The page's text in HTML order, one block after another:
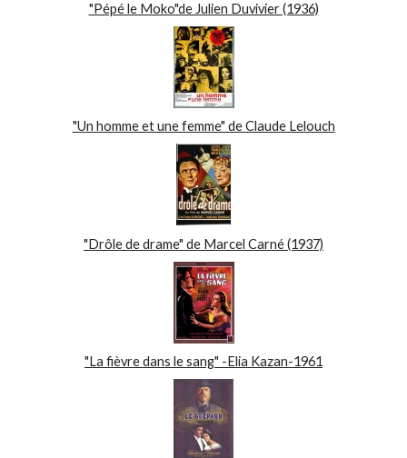
"Pépé le Moko"de Julien Duvivier (1936)
"Un homme et une femme" de Claude Lelouch
"Drôle de drame" de Marcel Carné (1937)
"La fièvre dans le sang" -Elia Kazan-1961